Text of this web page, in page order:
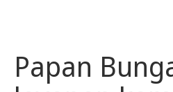
Papan